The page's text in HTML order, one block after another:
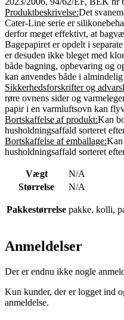
Produktbeskrivelse:Det
Cater-Line serie er
derfor meget effektivt, at
Bagepapiret er opdelt i
er desuden ikke bleget med
både bagning, opbevaring og
kan anvendes både i
Sikkerhedsforskrifter og
røre ovnens sider og
papir i en varmluftsovn kan
Bortskaffelse af produkt:Kan
husholdningsaffald sorteret
Bortskaffelse af emballage:Kan
husholdningsaffald sorteret
Vægt
N/A
Størrelse
N/A
Pakkestørrelse pakke, kolli,
Anmeldelser
Der er endnu ikke nogle
Kun kunder, der er logget ind
anmeldelse.